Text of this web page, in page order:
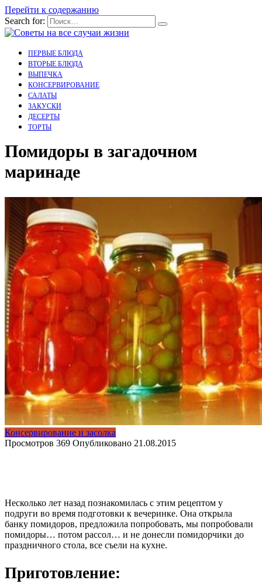
Перейти к содержанию
Search for:
ПЕРВЫЕ БЛЮДА
ВТОРЫЕ БЛЮДА
ВЫПЕЧКА
КОНСЕРВИРОВАНИЕ
САЛАТЫ
ЗАКУСКИ
ДЕСЕРТЫ
ТОРТЫ
Помидоры в загадочном
маринаде
Консервирование и засолка
Просмотров 369 Опубликовано 21.08.2015
Несколько лет назад познакомилась с этим рецептом у
подруги во время подготовки к вечеринке. Она открыла
банку помидоров, предложила попробовать, мы попробовали
помидоры… потом рассол… и не донесли помидорчики до
праздничного стола, все съели на кухне.
Приготовление: